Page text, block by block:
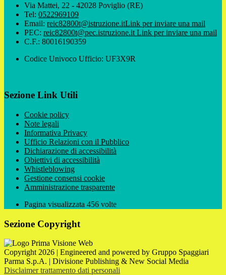
Via Mattei, 22 - 42028 Poviglio (RE)
Tel: 0522969109
Email: reic82800t@istruzione.itLink per inviare una mail
PEC: reic82800t@pec.istruzione.it Link per inviare una mail
C.F.: 80016190359
Codice Univoco Ufficio: UF3X9R
Sezione Link Utili
Cookie policy
Note legali
Informativa Privacy
Ufficio Relazioni con il Pubblico
Dichiarazione di accessibilità
Obiettivi di accessibilità
Whistleblowing
Gestione consensi cookie
Amministrazione trasparente
Pagina visualizzata 456 volte
Sezione Copyright
Copyright 2026 | Engineered and powered by Gruppo Spaggiari
Parma S.p.A. | Divisione Publishing & New Social Media
Disclaimer trattamento dati personali